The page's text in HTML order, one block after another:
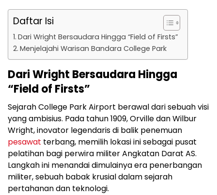
Daftar Isi
Dari Wright Bersaudara Hingga “Field of Firsts”
Menjelajahi Warisan Bandara College Park
Dari Wright Bersaudara Hingga
“Field of Firsts”
Sejarah College Park Airport berawal dari sebuah visi
yang ambisius. Pada tahun 1909, Orville dan Wilbur
Wright, inovator legendaris di balik penemuan
pesawat terbang, memilih lokasi ini sebagai pusat
pelatihan bagi perwira militer Angkatan Darat AS.
Langkah ini menandai dimulainya era penerbangan
militer, sebuah babak krusial dalam sejarah
pertahanan dan teknologi.